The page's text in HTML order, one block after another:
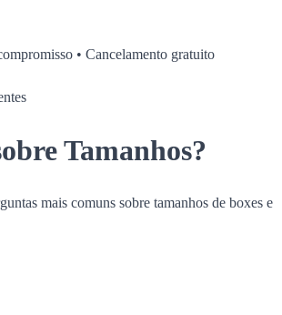
• Cancelamento gratuito
Tamanhos?
mais comuns sobre tamanhos de boxes e